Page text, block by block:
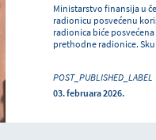
Ministarstvo finansija u
radionicu posvećenu
radionica biće
prethodne radionice.
POST_PUBLISHED_LABEL
03. februara 2026.